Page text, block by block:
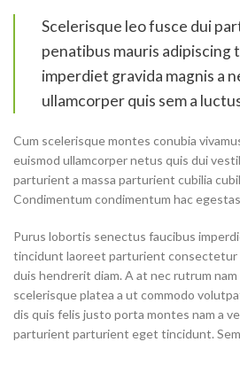
Scelerisque leo fusce dui
penatibus mauris adipiscing
imperdiet gravida magnis a
ullamcorper quis sem a
Cum scelerisque montes conubia
euismod ullamcorper netus quis dui
parturient a massa parturient cubilia
Condimentum condimentum hac
Purus lobortis senectus faucibus
tincidunt laoreet parturient consectetur
duis hendrerit diam. A at nec rutrum
scelerisque platea a ut commodo
dis quis felis justo porta montes nam a
parturient parturient eget tincidunt.